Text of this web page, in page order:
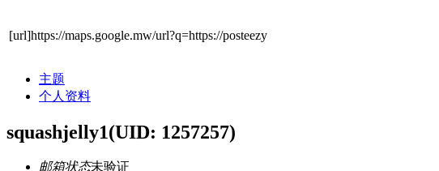
[url]https://maps.google.mw/url?q=https://posteezy
主题
个人资料
squashjelly1(UID: 1257257)
邮箱状态未验证